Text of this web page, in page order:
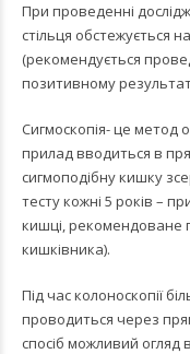
При проведенні
стільця обстежується
(рекомендується
позитивному
Сигмоскопія- це метод
прилад вводиться в
сигмоподібну кишку
тесту кожні 5 років –
кишці, рекомендоване
кишківника).
Під час колоноскопії
проводиться через
спосіб можливий огляд